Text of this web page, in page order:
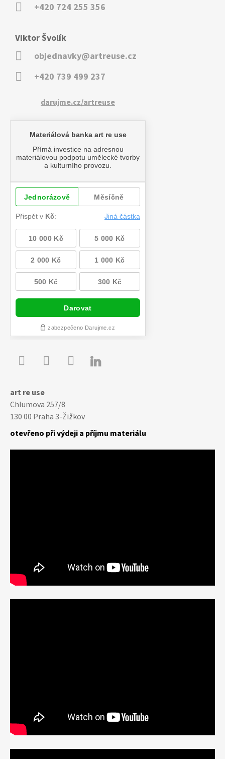
+420 724 255 356
Viktor Švolík
objednavky@artreuse.cz
+420 739 499 237
darujme.cz/artreuse

art re use
Chlumova 257/8
130 00 Praha 3-Žižkov
otevřeno při výdeji a příjmu materiálu